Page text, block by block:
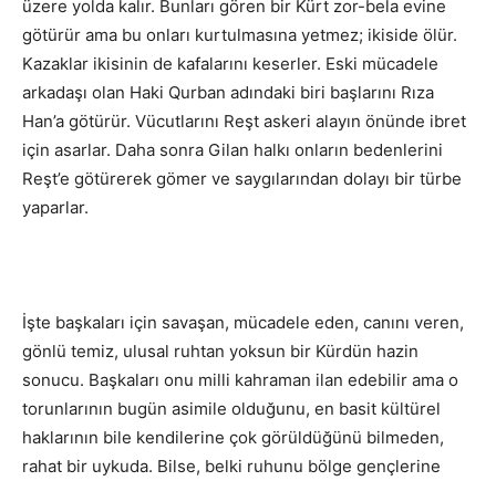
üzere yolda kalır. Bunları gören bir Kürt zor-bela evine
götürür ama bu onları kurtulmasına yetmez; ikiside ölür.
Kazaklar ikisinin de kafalarını keserler. Eski mücadele
arkadaşı olan Haki Qurban adındaki biri başlarını Rıza
Han’a götürür. Vücutlarını Reşt askeri alayın önünde ibret
için asarlar. Daha sonra Gilan halkı onların bedenlerini
Reşt’e götürerek gömer ve saygılarından dolayı bir türbe
yaparlar.
İşte başkaları için savaşan, mücadele eden, canını veren,
gönlü temiz, ulusal ruhtan yoksun bir Kürdün hazin
sonucu. Başkaları onu milli kahraman ilan edebilir ama o
torunlarının bugün asimile olduğunu, en basit kültürel
haklarının bile kendilerine çok görüldüğünü bilmeden,
rahat bir uykuda. Bilse, belki ruhunu bölge gençlerine